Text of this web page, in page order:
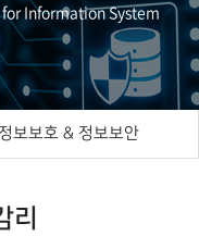
Information System
보보호 & 정보보안
리